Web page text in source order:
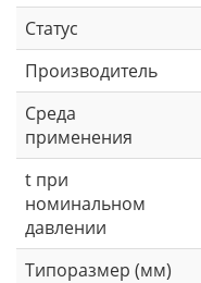
Статус
Производитель
Среда
применения
t при
номинальном
давлении
Типоразмер (мм)